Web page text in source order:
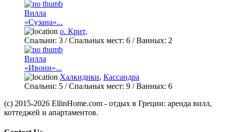
Вилла
«Сузана»...
о. Крит,
Спальни: 3 / Спальных мест: 6 /Ванных: 2
Вилла
«Ивонн»...
Халкидики, Кассандра
Спальни: 5 / Спальных мест: 9 /Ванных: 6
(c) 2015-2026 EllinHome.com - отдых в Греции: аренда вилл,
коттеджей и апартаментов.